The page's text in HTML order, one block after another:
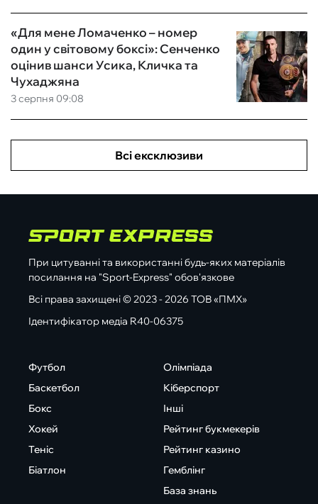
3 серпня 09:08
«Для мене Ломаченко – номер
один у світовому боксі»: Сенченко
оцінив шанси Усика, Кличка та
Чухаджяна
Всі ексклюзиви
При цитуванні та використанні будь-яких матеріалів
посилання на "Sport-Express" обов'язкове
Всі права захищені © 2023 - 2026 ТОВ «ПМХ»
Ідентифікатор медіа R40-06375
Футбол
Баскетбол
Бокс
Хокей
Теніс
Біатлон
Олімпіада
Кіберспорт
Інші
Рейтинг букмекерів
Рейтинг казино
Гемблінг
База знань